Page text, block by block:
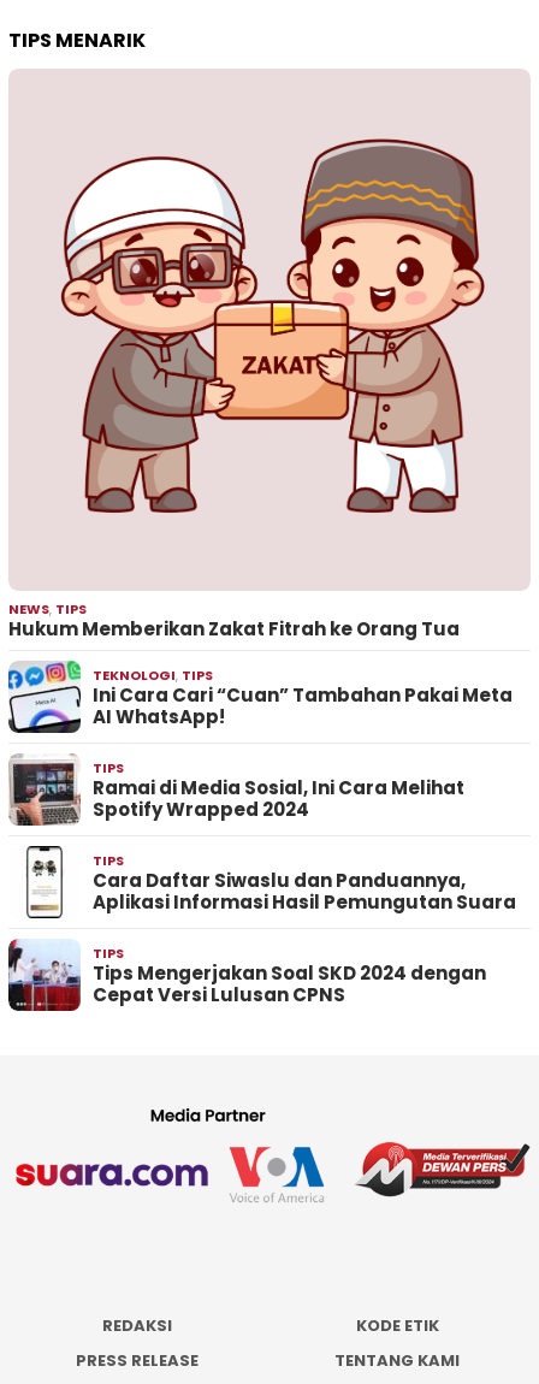
TIPS MENARIK
NEWS, TIPS
Hukum Memberikan Zakat Fitrah ke Orang Tua
TEKNOLOGI, TIPS
Ini Cara Cari “Cuan” Tambahan Pakai Meta
AI WhatsApp!
TIPS
Ramai di Media Sosial, Ini Cara Melihat
Spotify Wrapped 2024
TIPS
Cara Daftar Siwaslu dan Panduannya,
Aplikasi Informasi Hasil Pemungutan Suara
TIPS
Tips Mengerjakan Soal SKD 2024 dengan
Cepat Versi Lulusan CPNS
REDAKSI
KODE ETIK
PRESS RELEASE
TENTANG KAMI